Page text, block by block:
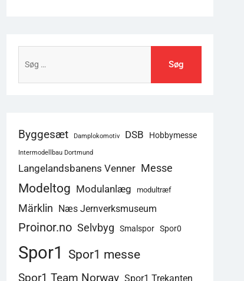
efter:
Byggesæt Damplokomotiv DSB Hobbymesse
Intermodellbau Dortmund
Langelandsbanens Venner Messe
Modeltog Modulanlæg modultræf
Märklin Næs Jernverksmuseum
Proinor.no Selvbyg Smalspor Spor0
Spor1 Spor1 messe
Spor1 Team Norway Spor1 Trekanten